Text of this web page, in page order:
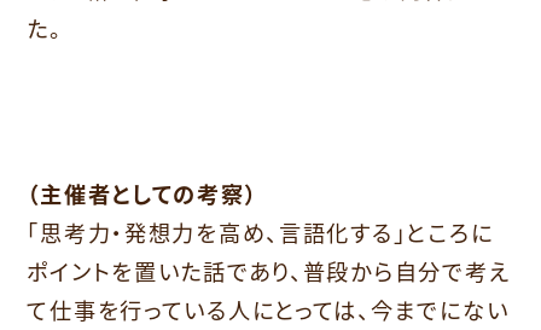
た。
（主催者としての考察）
「思考力・発想力を高め、言語化する」ところに
ポイントを置いた話であり、 普段から自分で考え
て仕事を行っている人にとっては、 今までにない